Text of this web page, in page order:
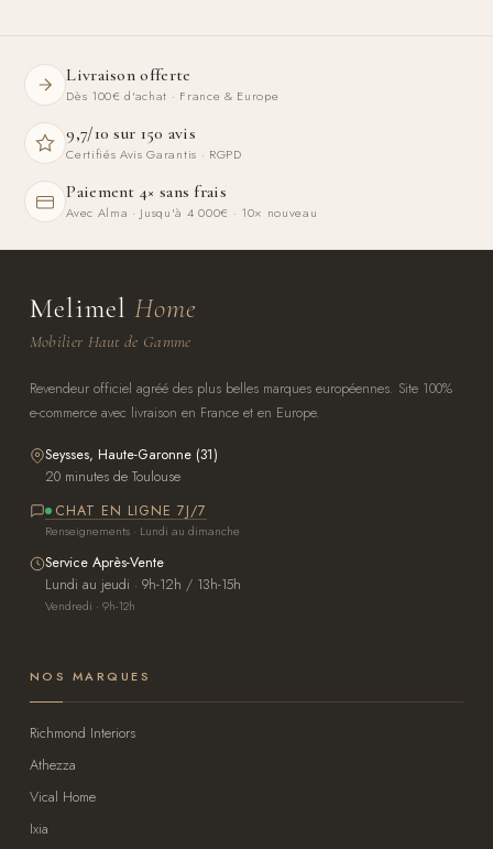
Livraison offerte
Dès 100€ d'achat · France & Europe
9,7/10 sur 150 avis
Certifiés Avis Garantis · RGPD
Paiement 4× sans frais
Avec Alma · Jusqu'à 4 000€ · 10× nouveau
Melimel Home
Mobilier Haut de Gamme
Revendeur officiel agréé des plus belles marques européennes. Site 100%
e-commerce avec livraison en France et en Europe.
Seysses, Haute-Garonne (31)
20 minutes de Toulouse
CHAT EN LIGNE 7J/7
Renseignements · Lundi au dimanche
Service Après-Vente
Lundi au jeudi · 9h-12h / 13h-15h
Vendredi · 9h-12h
NOS MARQUES
Richmond Interiors
Athezza
Vical Home
Ixia